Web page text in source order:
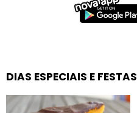
DIAS ESPECIAIS E FESTAS